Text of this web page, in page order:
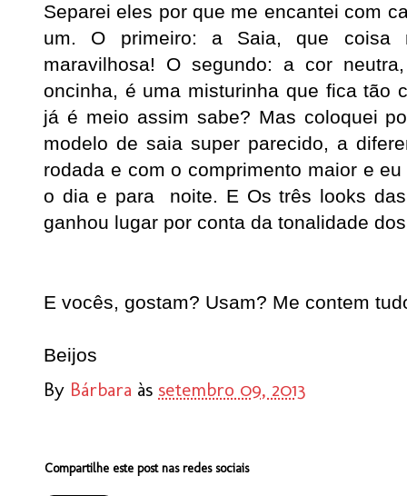
Separei eles por que me encantei com
um. O primeiro: a Saia, que coisa
maravilhosa! O segundo: a cor
oncinha, é uma misturinha que fica tão
já é meio assim sabe? Mas coloquei
modelo de saia super parecido, a
rodada e com o comprimento maior e
o dia e para noite. E Os três looks
ganhou lugar por conta da tonalidade
E vocês, gostam? Usam? Me contem
Beijos
By Bárbara às setembro 09, 2013
Compartilhe este post nas redes sociais